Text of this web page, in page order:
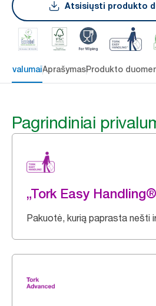
Atsisiųsti produkto
AprašymasProdukto
Pagrindiniai
„Tork Easy
Pakuotė, kurią paprasta nešti